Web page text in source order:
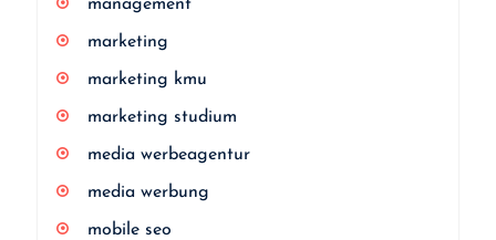
management
marketing
marketing kmu
marketing studium
media werbeagentur
media werbung
mobile seo